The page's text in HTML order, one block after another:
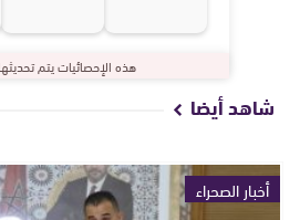
هذه الإحصائيات يتم
شاهد أيضا
أخبار الصحراء